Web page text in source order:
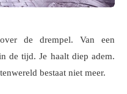
de drempel. Van een
de tijd. Je haalt diep adem.
bestaat niet meer.